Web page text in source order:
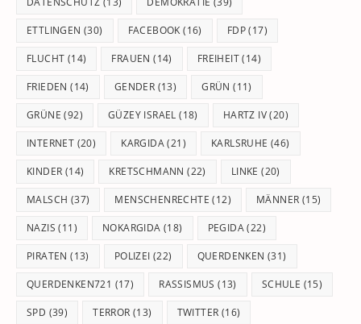
ETTLINGEN (30) FACEBOOK (16) FDP(17)
FLUCHT (14) FRAUEN (14) FREIHEIT(14)
FRIEDEN (14) GENDER (13) GRÜN (11)
GRÜNE (92) GÜZEY ISRAEL (18) HARTZ IV(20)
INTERNET (20) KARGIDA(21) KARLSRUHE (46)
KINDER (14) KRETSCHMANN (22) LINKE (20)
MALSCH (37) MENSCHENRECHTE (12) MÄNNER (15)
NAZIS (11) NOKARGIDA (18) PEGIDA(22)
PIRATEN (13) POLIZEI (22) QUERDENKEN (31)
QUERDENKEN721 (17) RASSISMUS (13) SCHULE (15)
SPD (39) TERROR (13) TWITTER (16)